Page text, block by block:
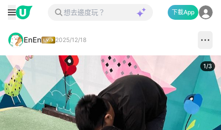
下載App
EnEn 2025/12/18
1/3